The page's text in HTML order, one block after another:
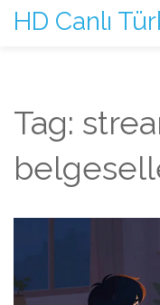
HD Canlı
Tag: